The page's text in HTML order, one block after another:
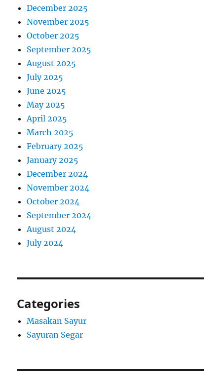
December 2025
November 2025
October 2025
September 2025
August 2025
July 2025
June 2025
May 2025
April 2025
March 2025
February 2025
January 2025
December 2024
November 2024
October 2024
September 2024
August 2024
July 2024
Categories
Masakan Sayur
Sayuran Segar